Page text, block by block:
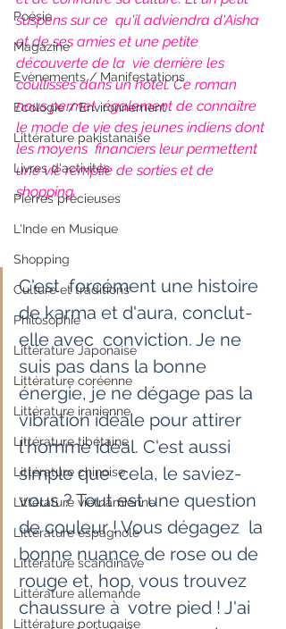
Poésie
Magazine
Evènements / Manifestations
Ecologie / Environnement
Littérature pakistanaise
Livres d'activités
Pierres précieuses
L'Inde en Musique
Shopping
Culture et traditions
Philosophie
Littérature Japonaise
Littérature coréenne
Littérature iranienne
Littérature tibétaine
Littérature chinoise
Littérature vietnamienne
Littérature espagnole
Littérature scandinave
Littérature allemande
Littérature portugaise
suspens sur ce  qu'il adviendra d'Aisha
et de ses amies et une petite
découverte de la  vie derrière les
coullisses dans un hôtel. Ce roman
nous permet  également de connaître
le mode de vie des jeunes indiens dont
les moyens  financiers leur permettent
une vie remplie de sorties et de
shopping.
C'est  forcément une histoire
de karma et d'aura, conclut-
elle avec  conviction. Je ne
suis pas dans la bonne
énergie, je ne dégage pas la
vibration idéale pour attirer
l'homme idéal. C'est aussi
simple que  cela, le saviez-
vous ? Tout est une question
de couleur ! Vous dégagez  la
bonne nuance de rose ou de
rouge et, hop, vous trouvez
chaussure à  votre pied ! J'ai